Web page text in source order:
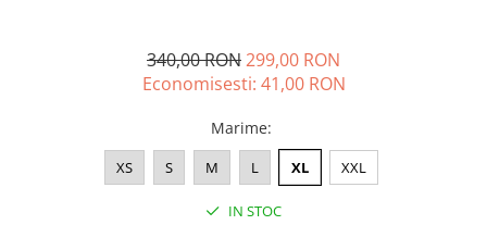
340,00 RON299,00 RON
Economisesti: 41,00 RON
Marime:
XS S M L XL XXL
IN STOC